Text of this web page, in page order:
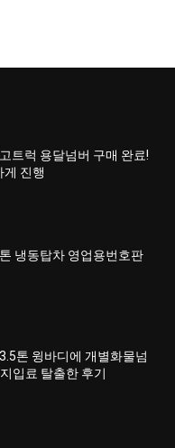
트럭 용달넘버 구매 완료!
게 진행
냉동탑차 영업용번호판
톤 윙바디에 개별화물넘
입료 탈출한 후기